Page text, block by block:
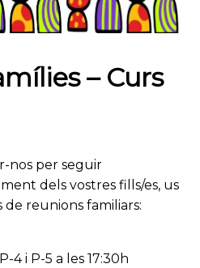
– Curs
nos per seguir
dels vostres fills/es, us
reunions familiars:
4 i P-5 a les 17:30h